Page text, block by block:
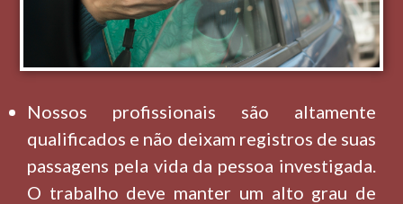
Nossos profissionais são altamente
qualificados e não deixam registros de suas
passagens pela vida da pessoa investigada.
O trabalho deve manter um alto grau de